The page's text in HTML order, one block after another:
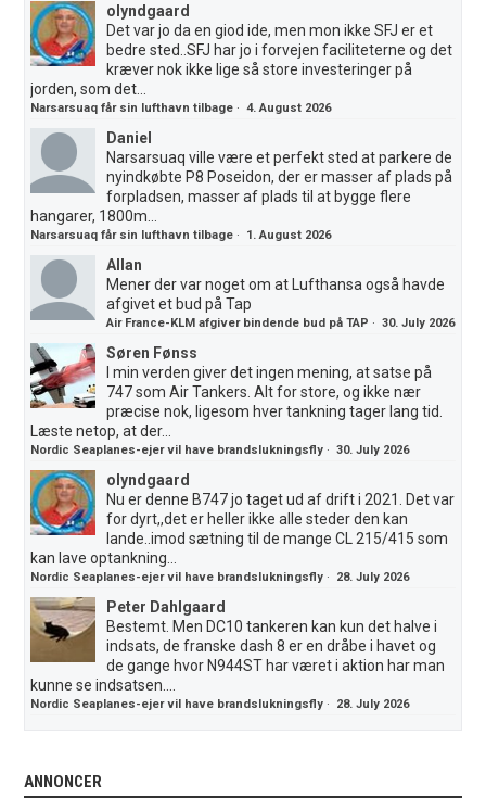
olyndgaard
Det var jo da en giod ide, men mon ikke SFJ er et
bedre sted..SFJ har jo i forvejen faciliteterne og det
kræver nok ikke lige så store investeringer på
jorden, som det...
Narsarsuaq får sin lufthavn tilbage ·4. August 2026
Daniel
Narsarsuaq ville være et perfekt sted at parkere de
nyindkøbte P8 Poseidon, der er masser af plads på
forpladsen, masser af plads til at bygge flere
hangarer, 1800m...
Narsarsuaq får sin lufthavn tilbage · 1. August 2026
Allan
Mener der var noget om at Lufthansa også havde
afgivet et bud på Tap
Air France-KLM afgiver bindende bud på TAP ·30. July 2026
Søren Fønss
I min verden giver det ingen mening, at satse på
747 som Air Tankers. Alt for store, og ikke nær
præcise nok, ligesom hver tankning tager lang tid.
Læste netop, at der...
Nordic Seaplanes-ejer vil have brandslukningsfly ·30. July 2026
olyndgaard
Nu er denne B747 jo taget ud af drift i 2021. Det var
for dyrt,,det er heller ikke alle steder den kan
lande..imod sætning til de mange CL 215/415 som
kan lave optankning...
Nordic Seaplanes-ejer vil have brandslukningsfly · 28. July 2026
Peter Dahlgaard
Bestemt. Men DC10 tankeren kan kun det halve i
indsats, de franske dash 8 er en dråbe i havet og
de gange hvor N944ST har været i aktion har man
kunne se indsatsen....
Nordic Seaplanes-ejer vil have brandslukningsfly · 28. July 2026
ANNONCER